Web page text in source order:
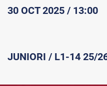
30 OCT 2025 / 13:00
JUNIORI / L1-14 25/